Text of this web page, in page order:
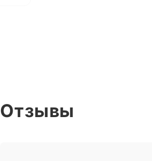
Отзывы